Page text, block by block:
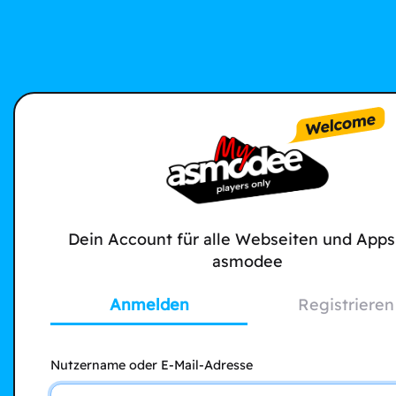
Dein Account für alle Webseiten und
asmodee
Anmelden Registrieren
Nutzername oder E-Mail-Adresse